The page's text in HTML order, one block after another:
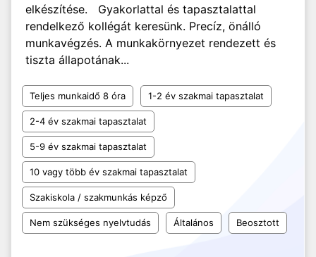
elkészítése. Gyakorlattal és tapasztalattal
rendelkező kollégát keresünk. Precíz, önálló
munkavégzés. A munkakörnyezet rendezett és
tiszta állapotának...
Teljes munkaidő 8 óra 1-2 év szakmai tapasztalat
2-4 év szakmai tapasztalat
5-9 év szakmai tapasztalat
10 vagy több év szakmai tapasztalat
Szakiskola / szakmunkás képző
Nem szükséges nyelvtudás Általános Beosztott